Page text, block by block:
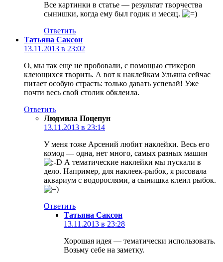
Все картинки в статье — результат творчества
сынишки, когда ему был годик и месяц.
Ответить
Татьяна Саксон
13.11.2013 в 23:02
О, мы так еще не пробовали, с помощью стикеров
клеющихся творить. А вот к наклейкам Ульяша сейчас
питает особую страсть: только давать успевай! Уже
почти весь свой столик обклеила.
Ответить
Людмила Поцепун
13.11.2013 в 23:14
У меня тоже Арсений любит наклейки. Весь его
комод — одна, нет много, самых разных машин
А тематические наклейки мы пускали в
дело. Например, для наклеек-рыбок, я рисовала
аквариум с водорослями, а сынишка клеил рыбок.
Ответить
Татьяна Саксон
13.11.2013 в 23:28
Хорошая идея — тематически использовать.
Возьму себе на заметку.